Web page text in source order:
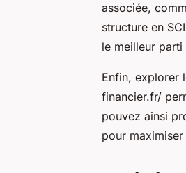
associée,
structure en
le meilleur
Enfin, explorer
financier.fr/
pouvez ainsi
pour